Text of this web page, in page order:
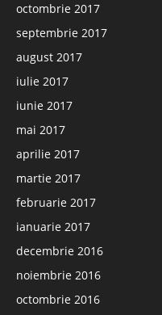
octombrie 2017
septembrie 2017
august 2017
iulie 2017
iunie 2017
mai 2017
aprilie 2017
martie 2017
februarie 2017
ianuarie 2017
decembrie 2016
noiembrie 2016
octombrie 2016